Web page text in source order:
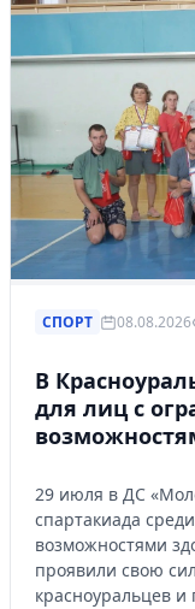
СПОРТ 08.08.2026
В
для лиц с
29 июля в ДС
спартакиада
возможностями
проявили свою
красноуральцев и